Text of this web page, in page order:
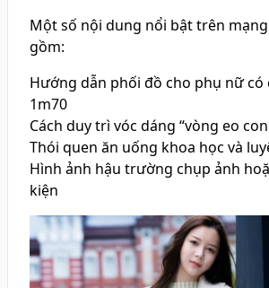
Một số nội dung nổi bật trên
gồm:
Hướng dẫn phối đồ cho phụ nữ có
1m70
Cách duy trì vóc dáng “vòng eo
Thói quen ăn uống khoa học và
Hình ảnh hậu trường chụp ảnh
kiện